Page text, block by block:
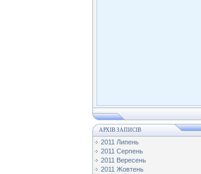
АРХІВ ЗАПИСІВ
2011 Липень
2011 Серпень
2011 Вересень
2011 Жовтень